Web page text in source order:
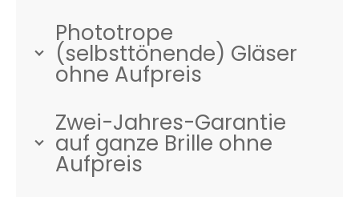
Phototrope
(selbsttönende) Gläser
ohne Aufpreis
Zwei-Jahres-Garantie
auf ganze Brille ohne
Aufpreis